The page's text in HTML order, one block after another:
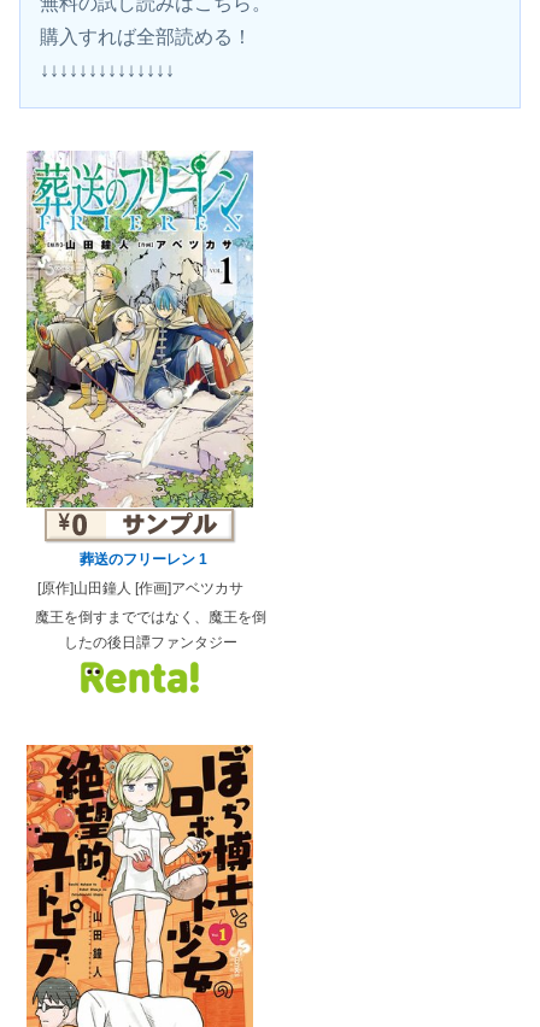
購入すれば全部読める！
↓↓↓↓↓↓↓↓↓↓↓↓↓↓
葬送のフリーレン 1
[原作]山田鐘人 [作画]アベツカサ
魔王を倒すまでではなく、魔王を倒
したの後日譚ファンタジー